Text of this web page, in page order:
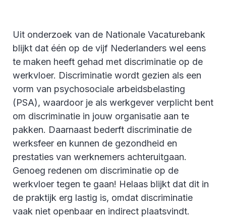
Uit onderzoek van de Nationale Vacaturebank
blijkt dat één op de vijf Nederlanders wel eens
te maken heeft gehad met discriminatie op de
werkvloer. Discriminatie wordt gezien als een
vorm van psychosociale arbeidsbelasting
(PSA), waardoor je als werkgever verplicht bent
om discriminatie in jouw organisatie aan te
pakken. Daarnaast bederft discriminatie de
werksfeer en kunnen de gezondheid en
prestaties van werknemers achteruitgaan.
Genoeg redenen om discriminatie op de
werkvloer tegen te gaan! Helaas blijkt dat dit in
de praktijk erg lastig is, omdat discriminatie
vaak niet openbaar en indirect plaatsvindt.